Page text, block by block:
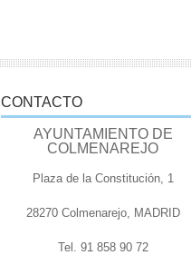
CONTACTO
AYUNTAMIENTO DE
COLMENAREJO
Plaza de la Constitución, 1
28270 Colmenarejo, MADRID
Tel. 91 858 90 72